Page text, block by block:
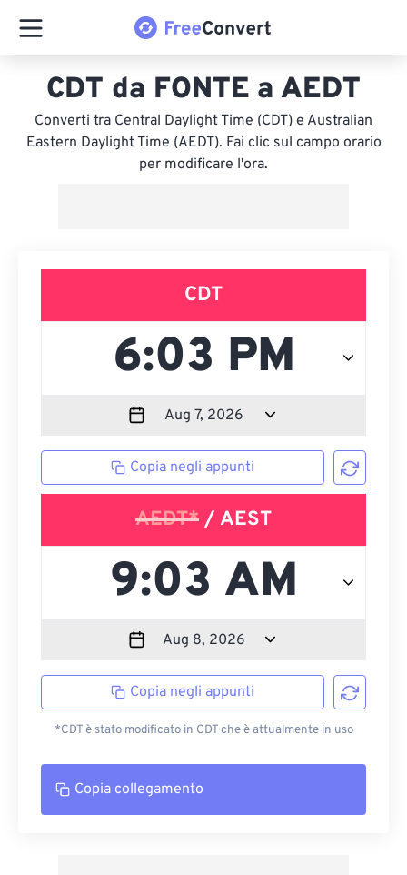
CDT da FONTE a AEDT
Converti tra Central Daylight Time (CDT) e Australian
Eastern Daylight Time (AEDT). Fai clic sul campo orario
per modificare l'ora.
CDT
Copia negli appunti
AEDT* / AEST
Copia negli appunti
*CDT è stato modificato in CDT che è attualmente in uso
Copia collegamento